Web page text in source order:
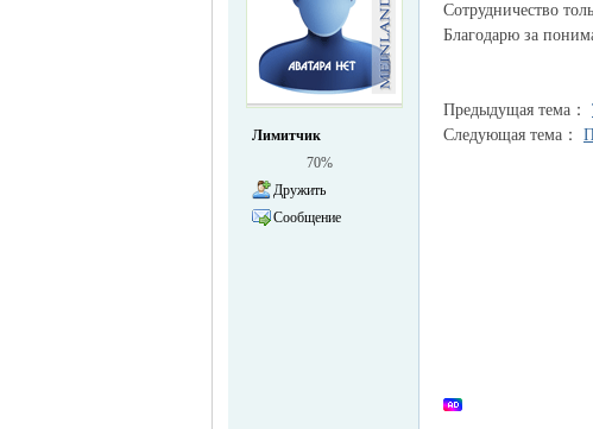
жизнь и
Лимитчик
70%
Дружить
Сообщение
Сотрудничество
Благодарю за
Предыдущая тема：
Следующая тема：